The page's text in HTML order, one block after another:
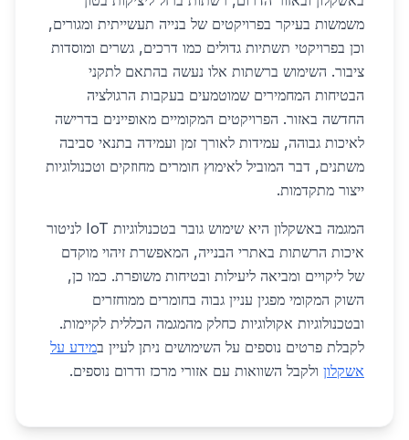
משמשות בעיקר בפרויקטים של בנייה תעשייתית ומגורים,
וכן בפרויקטי תשתיות גדולים כמו דרכים, גשרים ומוסדות
ציבור. השימוש ברשתות אלו נעשה בהתאם לתקני
הבטיחות המחמירים שמוטמעים בעקבות הרגולציה
החדשה באזור. הפרויקטים המקומיים מאופיינים בדרישה
לאיכות גבוהה, עמידות לאורך זמן ועמידה בתנאי סביבה
משתנים, דבר המוביל לאימוץ חומרים מחוזקים וטכנולוגיות
ייצור מתקדמות.
המגמה באשקלון היא שימוש גובר בטכנולוגיות IoT לניטור
איכות הרשתות באתרי הבנייה, המאפשרת זיהוי מוקדם
של ליקויים ומביאה ליעילות ובטיחות משופרת. כמו כן,
השוק המקומי מפגין עניין גבוה בחומרים ממוחזרים
ובטכנולוגיות אקולוגיות כחלק מהמגמה הכללית לקיימות.
לקבלת פרטים נוספים על השימושים ניתן לעיין במידע על
אשקלון ולקבל השוואות עם אזורי מרכז ודרום נוספים.